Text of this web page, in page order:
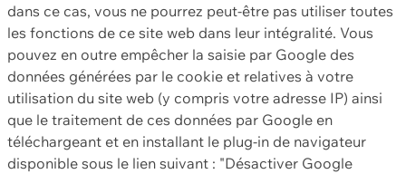
dans ce cas, vous ne pourrez peut-être pas utiliser toutes
les fonctions de ce site web dans leur intégralité. Vous
pouvez en outre empêcher la saisie par Google des
données générées par le cookie et relatives à votre
utilisation du site web (y compris votre adresse IP) ainsi
que le traitement de ces données par Google en
téléchargeant et en installant le plug-in de navigateur
disponible sous le lien suivant : "Désactiver Google